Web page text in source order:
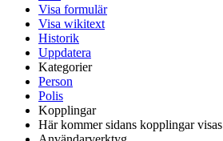
Visa formulär
Visa wikitext
Historik
Uppdatera
Kategorier
Person
Polis
Kopplingar
Här kommer sidans kopplingar visas